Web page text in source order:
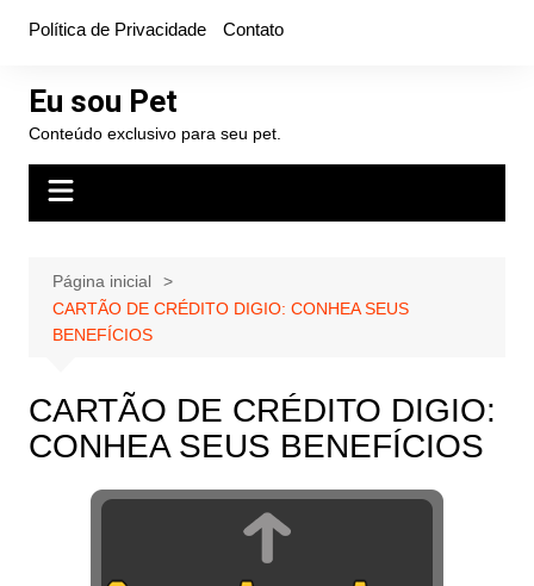
conteúdo
Política de Privacidade Contato
Eu sou Pet
Conteúdo exclusivo para seu pet.
Página inicial
CARTÃO DE CRÉDITO DIGIO: CONHEA SEUS
BENEFÍCIOS
CARTÃO DE CRÉDITO DIGIO:
CONHEA SEUS BENEFÍCIOS